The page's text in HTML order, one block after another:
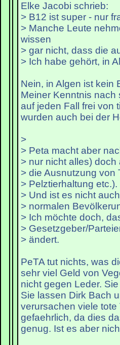
Elke Jacobi schrieb:
> B12 ist super - nur
> Manche Leute
wissen
> gar nicht, dass die
> Ich habe gehört, in
Nein, in Algen ist kein
Meiner Kenntnis nach
auf jeden Fall frei von
wurden auch bei der
>
> Peta macht aber
> nur nicht alles)
> die Ausnutzung von
> Pelztierhaltung etc.).
> Und ist es nicht
> normalen
> Ich möchte doch,
> Gesetzgeber/
> ändert.
PeTA tut nichts, was
sehr viel Geld von
nicht gegen Leder.
Sie lassen Dirk Bach
verursachen viele
gefaehrlich, da dies
genug. Ist es aber